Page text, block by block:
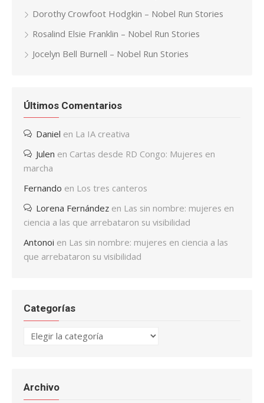
Dorothy Crowfoot Hodgkin – Nobel Run Stories
Rosalind Elsie Franklin – Nobel Run Stories
Jocelyn Bell Burnell – Nobel Run Stories
Últimos Comentarios
Daniel en La IA creativa
Julen en Cartas desde RD Congo: Mujeres en
marcha
Fernando en Los tres canteros
Lorena Fernández en Las sin nombre: mujeres en
ciencia a las que arrebataron su visibilidad
Antonoi en Las sin nombre: mujeres en ciencia a las
que arrebataron su visibilidad
Categorías
Categorías
Archivo